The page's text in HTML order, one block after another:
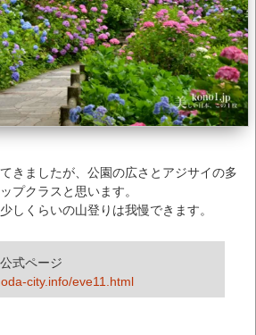
きましたが、公園の広さとアジサイの多
プクラスと思います。
しくらいの山登りは我慢できます。
式ページ
city.info/eve11.html